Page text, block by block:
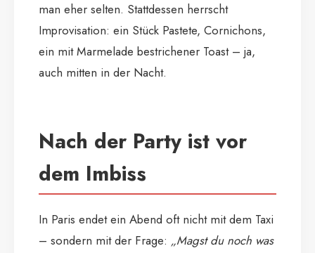
man eher selten. Stattdessen herrscht
Improvisation: ein Stück Pastete, Cornichons,
ein mit Marmelade bestrichener Toast – ja,
auch mitten in der Nacht.
Nach der Party ist vor
dem Imbiss
In Paris endet ein Abend oft nicht mit dem Taxi
– sondern mit der Frage: „Magst du noch was